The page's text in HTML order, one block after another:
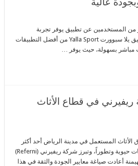
من المستخدمين عن تطبيق يوفر تجربة
مشاهدة مستقرة بدون تقطيع، خاصة أثناء المباريات المهمة، ويُعد تطبيق يلا سبوورت Yalla Sport من أفضل التطبيقات
مباشر بسهولة، حيث يوفر …
ريفيرني في قطاع الأثاث
الأثاث المستعمل في مدينة الرياض أحد أكثر
القطاعات حيوية وتطوراً، وتبرز شركة ريفيرني (Referni)
أعادت صياغة معايير الجودة والثقة في هذا